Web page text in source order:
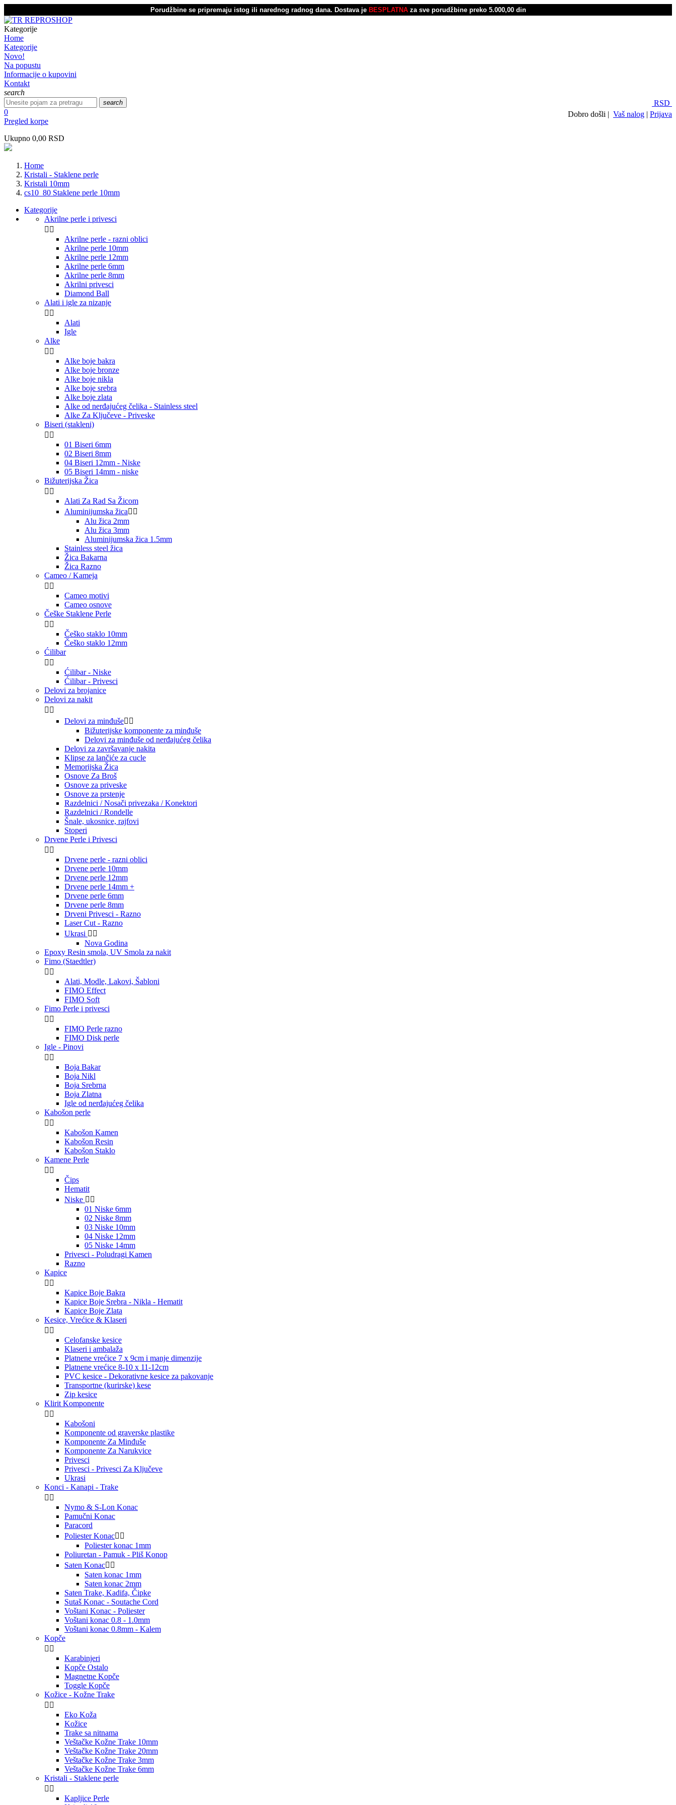
Porudžbine se pripremaju istog ili narednog radnog dana. Dostava jeBESPLATNA za sve porudžbine preko 5.000,00 din
Kategorije
Home
Kategorije
Novo!
Na popustu
Informacije o kupovini
Kontakt
RSD
Dobro došli | Vaš nalog | Prijava
search
search
0
Pregled korpe
Ukupno 0,00 RSD
Home
Kristali - Staklene perle
Kristali 10mm
cs10_80 Staklene perle 10mm
Kategorije
Akrilne perle i privesci
 
Akrilne perle - razni oblici
Akrilne perle 10mm
Akrilne perle 12mm
Akrilne perle 6mm
Akrilne perle 8mm
Akrilni privesci
Diamond Ball
Alati i igle za nizanje
 
Alati
Igle
Alke
 
Alke boje bakra
Alke boje bronze
Alke boje nikla
Alke boje srebra
Alke boje zlata
Alke od nerđajućeg čelika - Stainless steel
Alke Za Ključeve - Priveske
Biseri (stakleni)
 
01 Biseri 6mm
02 Biseri 8mm
04 Biseri 12mm - Niske
05 Biseri 14mm - niske
Bižuterijska Žica
 
Alati Za Rad Sa Žicom
Aluminijumska žica 
Alu žica 2mm
Alu žica 3mm
Aluminijumska žica 1.5mm
Stainless steel žica
Žica Bakarna
Žica Razno
Cameo / Kameja
 
Cameo motivi
Cameo osnove
Češke Staklene Perle
 
Češko staklo 10mm
Češko staklo 12mm
Ćilibar
 
Ćilibar - Niske
Ćilibar - Privesci
Delovi za brojanice
Delovi za nakit
 
Delovi za minđuše 
Bižuterijske komponente za minđuše
Delovi za minđuše od nerđajućeg čelika
Delovi za završavanje nakita
Klipse za lančiće za cucle
Memorijska Žica
Osnove Za Broš
Osnove za priveske
Osnove za prstenje
Razdelnici / Nosači privezaka / Konektori
Razdelnici / Rondelle
Šnale, ukosnice, rajfovi
Stoperi
Drvene Perle i Privesci
 
Drvene perle - razni oblici
Drvene perle 10mm
Drvene perle 12mm
Drvene perle 14mm +
Drvene perle 6mm
Drvene perle 8mm
Drveni Privesci - Razno
Laser Cut - Razno
Ukrasi  
Nova Godina
Epoxy Resin smola, UV Smola za nakit
Fimo (Staedtler)
 
Alati, Modle, Lakovi, Šabloni
FIMO Effect
FIMO Soft
Fimo Perle i privesci
 
FIMO Perle razno
FIMO Disk perle
Igle - Pinovi
 
Boja Bakar
Boja Nikl
Boja Srebrna
Boja Zlatna
Igle od nerđajućeg čelika
Kabošon perle
 
Kabošon Kamen
Kabošon Resin
Kabošon Staklo
Kamene Perle
 
Čips
Hematit
Niske  
01 Niske 6mm
02 Niske 8mm
03 Niske 10mm
04 Niske 12mm
05 Niske 14mm
Privesci - Poludragi Kamen
Razno
Kapice
 
Kapice Boje Bakra
Kapice Boje Srebra - Nikla - Hematit
Kapice Boje Zlata
Kesice, Vrećice & Klaseri
 
Celofanske kesice
Klaseri i ambalaža
Platnene vrećice 7 x 9cm i manje dimenzije
Platnene vrećice 8-10 x 11-12cm
PVC kesice - Dekorativne kesice za pakovanje
Transportne (kurirske) kese
Zip kesice
Klirit Komponente
 
Kabošoni
Komponente od graverske plastike
Komponente Za Minđuše
Komponente Za Narukvice
Privesci
Privesci - Privesci Za Ključeve
Ukrasi
Konci - Kanapi - Trake
 
Nymo & S-Lon Konac
Pamučni Konac
Paracord
Poliester Konac 
Poliester konac 1mm
Poliuretan - Pamuk - Pliš Konop
Saten Konac 
Saten konac 1mm
Saten konac 2mm
Saten Trake, Kadifa, Čipke
Sutaš Konac - Soutache Cord
Voštani Konac - Poliester
Voštani konac 0.8 - 1.0mm
Voštani konac 0.8mm - Kalem
Kopče
 
Karabinjeri
Kopče Ostalo
Magnetne Kopče
Toggle Kopče
Kožice - Kožne Trake
 
Eko Koža
Kožice
Trake sa nitnama
Veštačke Kožne Trake 10mm
Veštačke Kožne Trake 20mm
Veštačke Kožne Trake 3mm
Veštačke Kožne Trake 6mm
Kristali - Staklene perle
 
Kapljice Perle